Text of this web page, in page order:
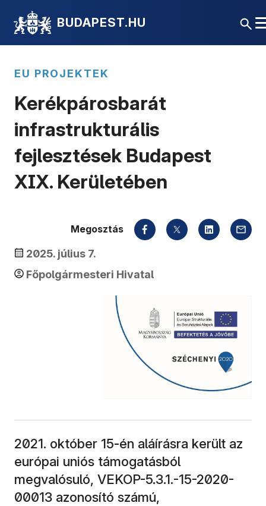
BUDAPEST.HU
EU PROJEKTEK
Kerékpárosbarát
infrastrukturális
fejlesztések Budapest
XIX. Kerületében
2025. július 7.
Főpolgármesteri Hivatal
Megosztás
2021. október 15-én aláírásra került az
európai uniós támogatásból
megvalósuló, VEKOP-5.3.1.-15-2020-
00013 azonosító számú,